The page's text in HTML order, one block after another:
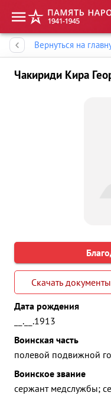
Вернуться на
Чакириди Кира
Скачать документы
Дата рождения
__.__.1913
Воинская часть
полевой подвижной
Воинское звание
сержант медслужбы;
Память народа